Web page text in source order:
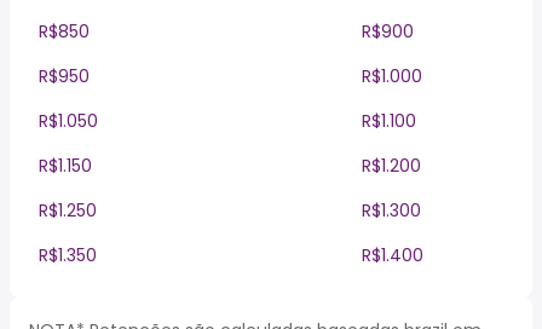
R$850
R$900
R$950
R$1.000
R$1.050
R$1.100
R$1.150
R$1.200
R$1.250
R$1.300
R$1.350
R$1.400